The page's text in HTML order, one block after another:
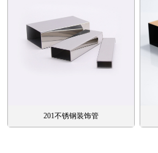
201不锈钢装饰管